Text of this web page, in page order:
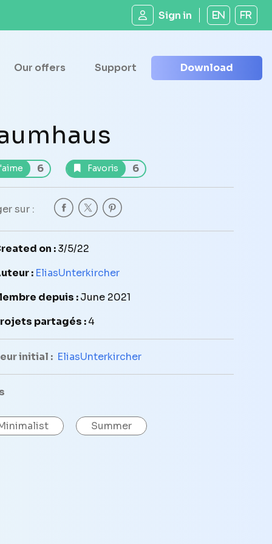
Sign in EN FR
Our offers Support Download
6 Favoris 6
sur :
on :3/5/22
: EliasUnterkircher
depuis :June 2021
partagés :4
initial : EliasUnterkircher
Summer